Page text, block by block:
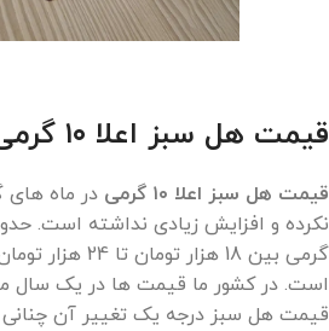
قیمت هل سبز اعلا ۱۰ گرمی
قیمت هل سبز اعلا ۱۰ گرمی
در ماه های
گرمی بین 18 هزار
است. در کشور ما قیمت ها در یک سال
قیمت هل سبز درجه یک تغییر آن